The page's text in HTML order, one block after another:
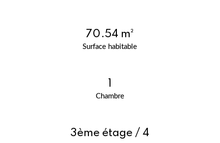
Surface habitable
70.54 m²
Chambre
3ème étage / 4